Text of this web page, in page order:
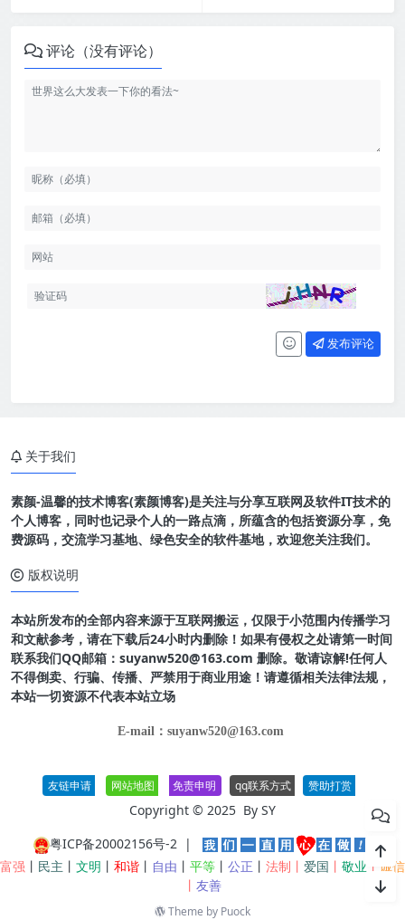
评论（没有评论）
发布评论
关于我们
素颜-温馨的技术博客(素颜博客)是关注与分享互联网及软件IT技术的
个人博客，同时也记录个人的一路点滴，所蕴含的包括资源分享，免
费源码，交流学习基地、绿色安全的软件基地，欢迎您关注我们。
版权说明
本站所发布的全部内容来源于互联网搬运，仅限于小范围内传播学习
和文献参考，请在下载后24小时内删除！如果有侵权之处请第一时间
联系我们QQ邮箱：suyanw520@163.com 删除。敬请谅解!任何人
不得倒卖、行骗、传播、严禁用于商业用途！请遵循相关法律法规，
本站一切资源不代表本站立场
E-mail：suyanw520@163.com
友链申请 网站地图 免责申明 qq联系方式 赞助打赏
Copyright © 2025 By SY
粤ICP备20002156号-2|
富强 丨 民主 丨 文明 丨 和谐 丨 自由 丨 平等 丨 公正 丨 法制丨 爱国 丨 敬业 丨 诚信
丨 友善
Theme by Puock